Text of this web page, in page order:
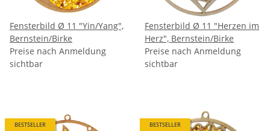
Fensterbild Ø 11 "Yin/Yang",
Bernstein/Birke
Preise nach Anmeldung
sichtbar
Fensterbild Ø 11 "Herzen im
Herz", Bernstein/Birke
Preise nach Anmeldung
sichtbar
BESTSELLER BESTSELLER